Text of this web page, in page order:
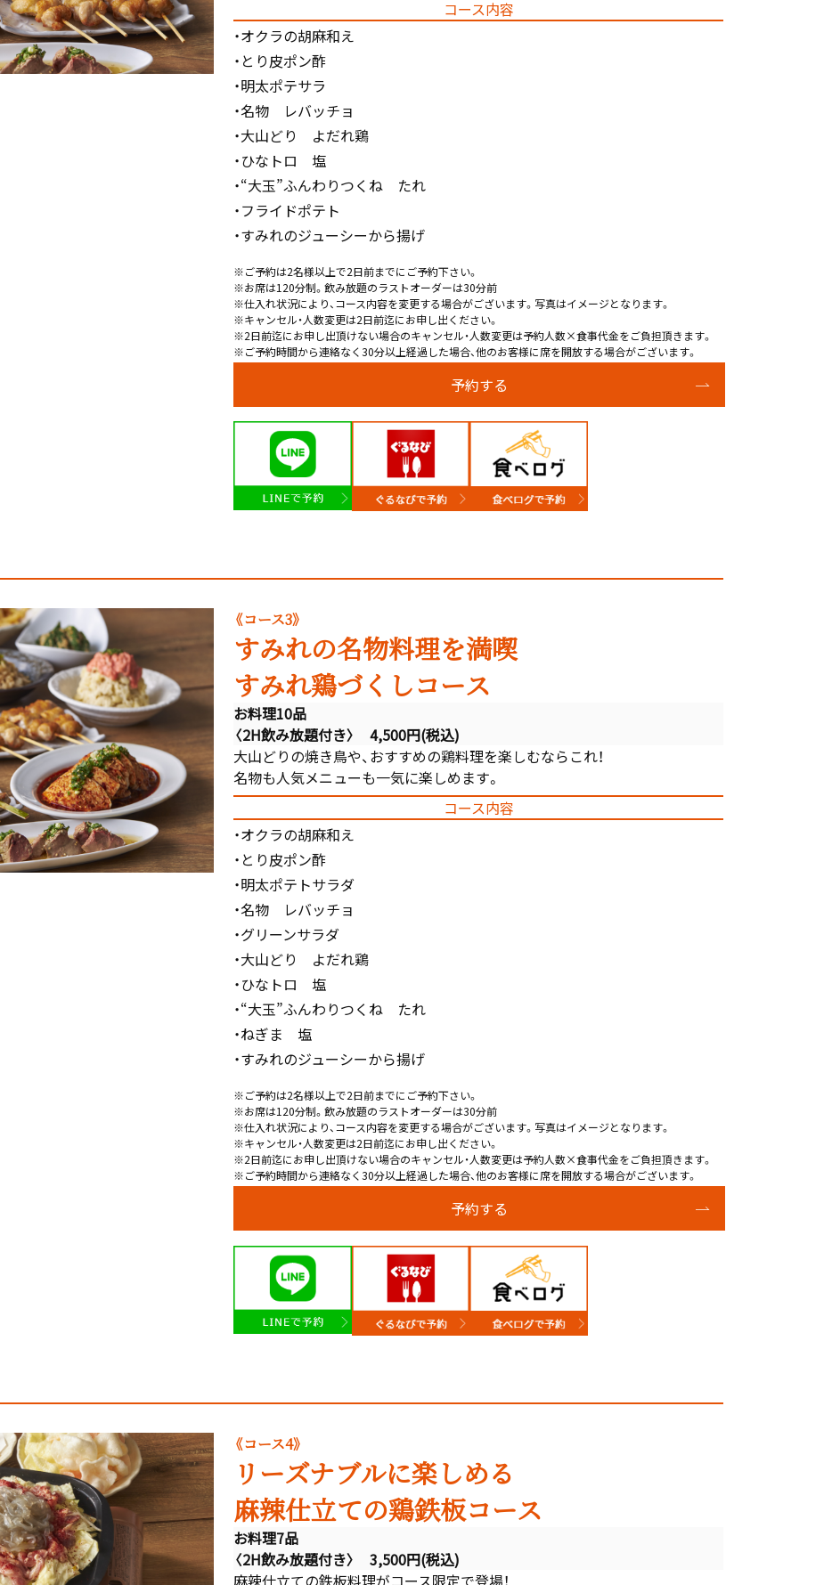
コース内容
・オクラの胡麻和え
・とり皮ポン酢
・明太ポテサラ
・名物 レバッチョ
・大山どり よだれ鶏
・ひなトロ 塩
・“大玉”ふんわりつくね たれ
・フライドポテト
・すみれのジューシーから揚げ
※ご予約は2名様以上で2日前までにご予約下さい。
※お席は120分制。飲み放題のラストオーダーは30分前
※仕入れ状況により、コース内容を変更する場合がございます。写真はイメージとなります。
※キャンセル・人数変更は2日前迄にお申し出ください。
※2日前迄にお申し出頂けない場合のキャンセル・人数変更は予約人数×食事代金をご負担頂きます。
※ご予約時間から連絡なく30分以上経過した場合、他のお客様に席を開放する場合がございます。
予約する
《コース3》
すみれの名物料理を満喫
すみれ鶏づくしコース
お料理10品
〈2H飲み放題付き〉 4,500円(税込)
大山どりの焼き鳥や、おすすめの鶏料理を楽しむならこれ！
名物も人気メニューも一気に楽しめます。
コース内容
・オクラの胡麻和え
・とり皮ポン酢
・明太ポテトサラダ
・名物 レバッチョ
・グリーンサラダ
・大山どり よだれ鶏
・ひなトロ 塩
・“大玉”ふんわりつくね たれ
・ねぎま 塩
・すみれのジューシーから揚げ
※ご予約は2名様以上で2日前までにご予約下さい。
※お席は120分制。飲み放題のラストオーダーは30分前
※仕入れ状況により、コース内容を変更する場合がございます。写真はイメージとなります。
※キャンセル・人数変更は2日前迄にお申し出ください。
※2日前迄にお申し出頂けない場合のキャンセル・人数変更は予約人数×食事代金をご負担頂きます。
※ご予約時間から連絡なく30分以上経過した場合、他のお客様に席を開放する場合がございます。
予約する
《コース4》
リーズナブルに楽しめる
麻辣仕立ての鶏鉄板コース
お料理7品
〈2H飲み放題付き〉 3,500円(税込)
麻辣仕立ての鉄板料理がコース限定で登場！